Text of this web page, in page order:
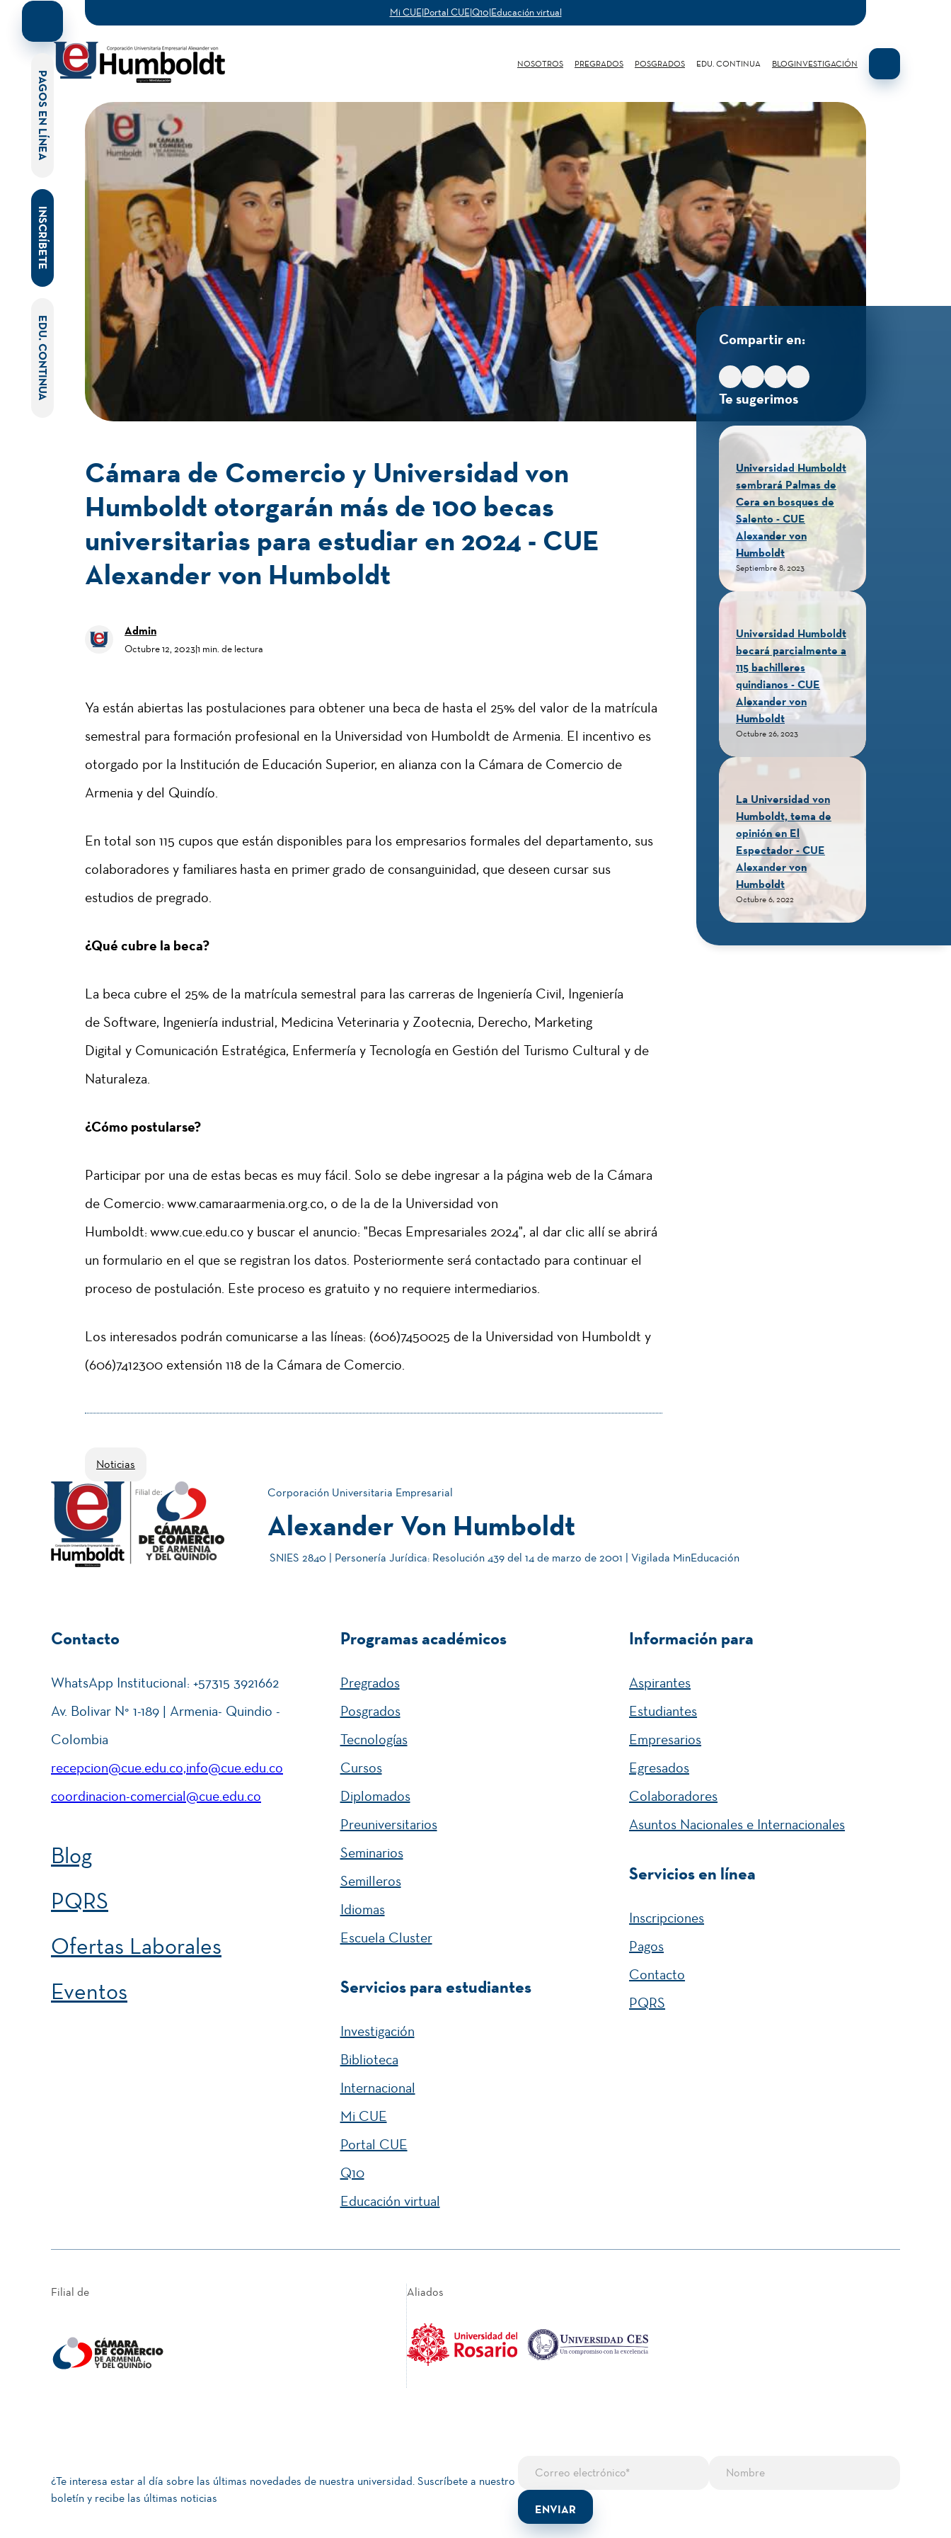
Mi CUE|Portal CUE|Q10|Educación virtual
NOSOTROS PREGRADOS POSGRADOS EDU. CONTINUA BLOGINVESTIGACIÓN
Cámara de Comercio y Universidad von
Humboldt otorgarán más de 100 becas
universitarias para estudiar en 2024 - CUE
Alexander von Humboldt
Admin
Octubre 12, 2023|1 min. de lectura
Ya están abiertas las postulaciones para obtener una beca de hasta el 25% del valor de la matrícula
semestral para formación profesional en la Universidad von Humboldt de Armenia. El incentivo es
otorgado por la Institución de Educación Superior, en alianza con la Cámara de Comercio de
Armenia y del Quindío.
En total son 115 cupos que están disponibles para los empresarios formales del departamento, sus
colaboradores y familiares hasta en primer grado de consanguinidad, que deseen cursar sus
estudios de pregrado.
¿Qué cubre la beca?
La beca cubre el 25% de la matrícula semestral para las carreras de Ingeniería Civil, Ingeniería
de Software, Ingeniería industrial, Medicina Veterinaria y Zootecnia, Derecho, Marketing
Digital y Comunicación Estratégica, Enfermería y Tecnología en Gestión del Turismo Cultural y de
Naturaleza.
¿Cómo postularse?
Participar por una de estas becas es muy fácil. Solo se debe ingresar a la página web de la Cámara
de Comercio: www.camaraarmenia.org.co, o de la de la Universidad von
Humboldt: www.cue.edu.co y buscar el anuncio: "Becas Empresariales 2024", al dar clic allí se abrirá
un formulario en el que se registran los datos. Posteriormente será contactado para continuar el
proceso de postulación. Este proceso es gratuito y no requiere intermediarios.
Los interesados podrán comunicarse a las líneas: (606)7450025 de la Universidad von Humboldt y
(606)7412300 extensión 118 de la Cámara de Comercio.
Noticias
Compartir en:
Te sugerimos
Universidad Humboldt
sembrará Palmas de
Cera en bosques de
Salento - CUE
Alexander von
Humboldt
Septiembre 8, 2023
Universidad Humboldt
becará parcialmente a
115 bachilleres
quindianos - CUE
Alexander von
Humboldt
Octubre 26, 2023
La Universidad von
Humboldt, tema de
opinión en El
Espectador - CUE
Alexander von
Humboldt
Octubre 6, 2022
PAGOS EN LÍNEA
INSCRÍBETE
EDU. CONTINUA
Corporación Universitaria Empresarial
Alexander Von Humboldt
SNIES 2840 | Personería Jurídica: Resolución 439 del 14 de marzo de 2001 | Vigilada MinEducación
Contacto
WhatsApp Institucional: +57315 3921662
Av. Bolivar N° 1-189 | Armenia- Quindio -
Colombia
recepcion@cue.edu.co,info@cue.edu.co
coordinacion-comercial@cue.edu.co
Blog
PQRS
Ofertas Laborales
Eventos
Programas académicos
Pregrados
Posgrados
Tecnologías
Cursos
Diplomados
Preuniversitarios
Seminarios
Semilleros
Idiomas
Escuela Cluster
Servicios para estudiantes
Investigación
Biblioteca
Internacional
Mi CUE
Portal CUE
Q10
Educación virtual
Información para
Aspirantes
Estudiantes
Empresarios
Egresados
Colaboradores
Asuntos Nacionales e Internacionales
Servicios en línea
Inscripciones
Pagos
Contacto
PQRS
Filial de Aliados
¿Te interesa estar al día sobre las últimas novedades de nuestra universidad. Suscríbete a nuestro
boletín y recibe las últimas noticias